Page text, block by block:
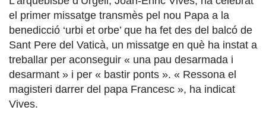
el primer missatge transmès pel nou Papa a la
benedicció ‘urbi et orbe’ que ha fet des del balcó de
Sant Pere del Vaticà, un missatge en què ha instat a
treballar per aconseguir « una pau desarmada i
desarmant » i per « bastir ponts ». « Ressona el
magisteri darrer del papa Francesc », ha indicat
Vives.